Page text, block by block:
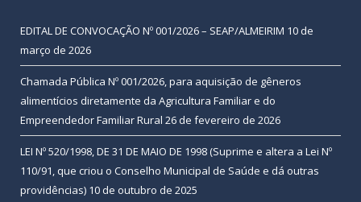
EDITAL DE CONVOCAÇÃO Nº 001/2026 – SEAP/ALMEIRIM 10 de
março de 2026
Chamada Pública Nº 001/2026, para aquisição de gêneros
alimentícios diretamente da Agricultura Familiar e do
Empreendedor Familiar Rural 26 de fevereiro de 2026
LEI Nº 520/1998, DE 31 DE MAIO DE 1998 (Suprime e altera a Lei Nº
110/91, que criou o Conselho Municipal de Saúde e dá outras
providências) 10 de outubro de 2025